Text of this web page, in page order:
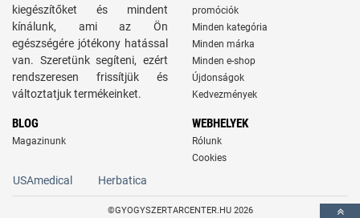
kiegészítőket és mindent
kínálunk, ami az Ön
egészségére jótékony hatással
van. Szeretünk segíteni, ezért
rendszeresen frissítjük és
változtatjuk termékeinket.
promóciók
Minden kategória
Minden márka
Minden e-shop
Újdonságok
Kedvezmények
BLOG
Magazinunk
WEBHELYEK
Rólunk
Cookies
USAmedical Herbatica
©GYOGYSZERTARCENTER.HU 2026